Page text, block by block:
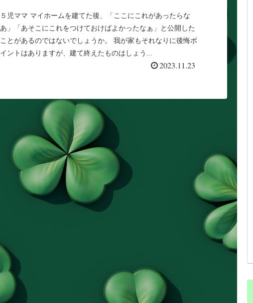
５児ママ マイホームを建てた後、「ここにこれがあったらな
あ」「あそこにこれをつけておけばよかったなぁ」と公開した
ことがあるのではないでしょうか。 我が家もそれなりに後悔ポ
イントはありますが、建て終えたものはしょう...
2023.11.23